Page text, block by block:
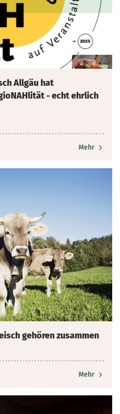
Allgäu hat
- echt ehrlich
Mehr
gehören zusammen
Mehr